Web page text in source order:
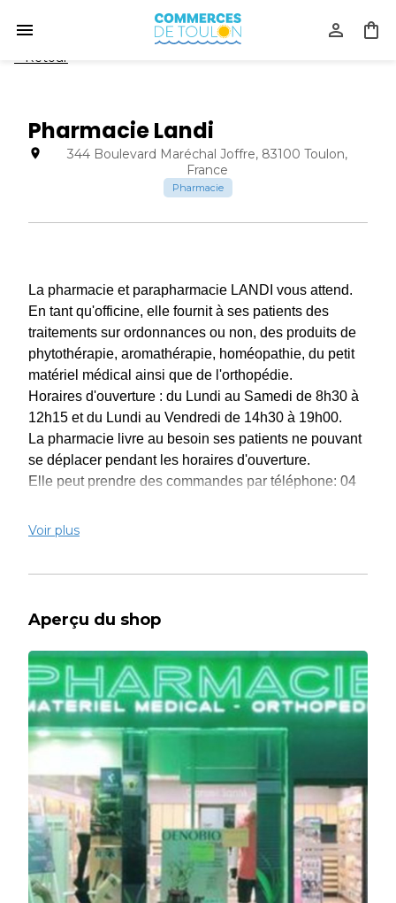
Retour
Pharmacie Landi
344 Boulevard Maréchal Joffre, 83100 Toulon,
France
Pharmacie
La pharmacie et parapharmacie LANDI vous attend.
En tant qu'officine, elle fournit à ses patients des
traitements sur ordonnances ou non, des produits de
phytothérapie, aromathérapie, homéopathie, du petit
matériel médical ainsi que de l'orthopédie.
Horaires d'ouverture : du Lundi au Samedi de 8h30 à
12h15 et du Lundi au Vendredi de 14h30 à 19h00.
La pharmacie livre au besoin ses patients ne pouvant
se déplacer pendant les horaires d'ouverture.
Elle peut prendre des commandes par téléphone: 04
phcielandi@gmail.com.
83100 TOULON
Voir plus
Aperçu du shop